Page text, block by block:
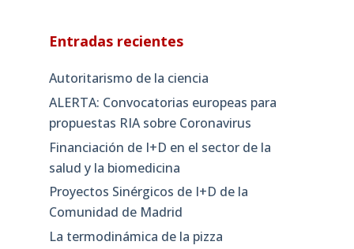
Entradas recientes
Autoritarismo de la ciencia
ALERTA: Convocatorias europeas para
propuestas RIA sobre Coronavirus
Financiación de I+D en el sector de la
salud y la biomedicina
Proyectos Sinérgicos de I+D de la
Comunidad de Madrid
La termodinámica de la pizza